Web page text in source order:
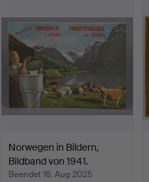
Norwegen in Bildern,
Bildband von 1941.
Beendet 16. Aug 2025